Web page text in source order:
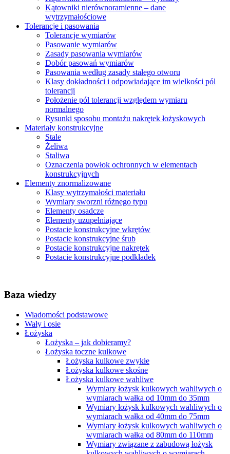
Kątowniki nierównoramienne – dane
wytrzymałościowe
Tolerancje i pasowania
Tolerancje wymiarów
Pasowanie wymiarów
Zasady pasowania wymiarów
Dobór pasowań wymiarów
Pasowania według zasady stałego otworu
Klasy dokładności i odpowiadające im wielkości pól
tolerancji
Położenie pól tolerancji względem wymiaru
normalnego
Rysunki sposobu montażu nakrętek łożyskowych
Materiały konstrukcyjne
Stale
Żeliwa
Staliwa
Oznaczenia powłok ochronnych w elementach
konstrukcyjnych
Elementy znormalizowane
Klasy wytrzymałości materiału
Wymiary sworzni różnego typu
Elementy osadcze
Elementy uzupełniające
Postacie konstrukcyjne wkrętów
Postacie konstrukcyjne śrub
Postacie konstrukcyjne nakrętek
Postacie konstrukcyjne podkładek
Baza wiedzy
Wiadomości podstawowe
Wały i osie
Łożyska
Łożyska – jak dobieramy?
Łożyska toczne kulkowe
Łożyska kulkowe zwykłe
Łożyska kulkowe skośne
Łożyska kulkowe wahliwe
Wymiary łożysk kulkowych wahliwych o
wymiarach wałka od 10mm do 35mm
Wymiary łożysk kulkowych wahliwych o
wymiarach wałka od 40mm do 75mm
Wymiary łożysk kulkowych wahliwych o
wymiarach wałka od 80mm do 110mm
Wymiary związane z zabudową łożysk